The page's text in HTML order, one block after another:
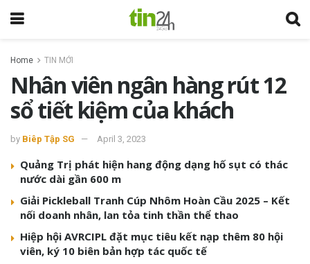
Home TIN MỚI
Nhân viên ngân hàng rút 12
sổ tiết kiệm của khách
by Biêp Tập SG April 3, 2023
Quảng Trị phát hiện hang động dạng hố sụt có thác
nước dài gần 600 m
Giải Pickleball Tranh Cúp Nhôm Hoàn Cầu 2025 – Kết
nối doanh nhân, lan tỏa tinh thần thể thao
Hiệp hội AVRCIPL đặt mục tiêu kết nạp thêm 80 hội
viên, ký 10 biên bản hợp tác quốc tế